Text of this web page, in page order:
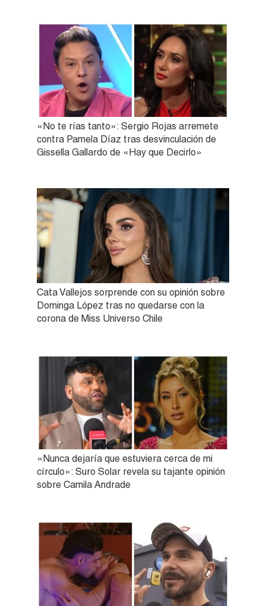
«No te rías tanto»: Sergio Rojas arremete
contra Pamela Díaz tras desvinculación de
Gissella Gallardo de «Hay que Decirlo»
Cata Vallejos sorprende con su opinión sobre
Dominga López tras no quedarse con la
corona de Miss Universo Chile
«Nunca dejaría que estuviera cerca de mi
círculo»: Suro Solar revela su tajante opinión
sobre Camila Andrade